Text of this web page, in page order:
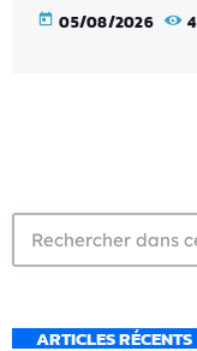
today 05/08/2026 4
ARTICLES RÉCENTS